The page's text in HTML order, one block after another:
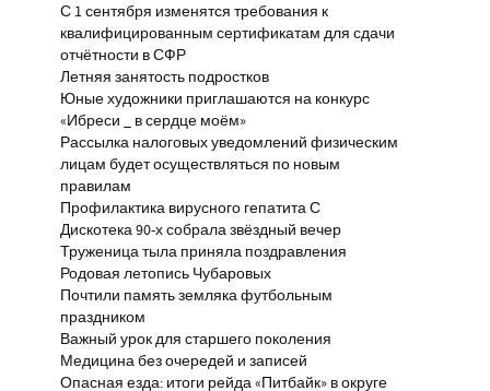
С 1 сентября изменятся требования к
квалифицированным сертификатам для сдачи
отчётности в СФР
Летняя занятость подростков
Юные художники приглашаются на конкурс
«Ибреси _ в сердце моём»
Рассылка налоговых уведомлений физическим
лицам будет осуществляться по новым
правилам
Профилактика вирусного гепатита С
Дискотека 90-х собрала звёздный вечер
Труженица тыла приняла поздравления
Родовая летопись Чубаровых
Почтили память земляка футбольным
праздником
Важный урок для старшего поколения
Медицина без очередей и записей
Опасная езда: итоги рейда «Питбайк» в округе